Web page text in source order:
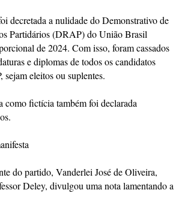
decretada a nulidade do Demonstrativo de
Partidários (DRAP) do União Brasil
de 2024. Com isso, foram cassados
e diplomas de todos os candidatos
eleitos ou suplentes.
como fictícia também foi declarada
do partido, Vanderlei José de Oliveira,
Deley, divulgou uma nota lamentando a